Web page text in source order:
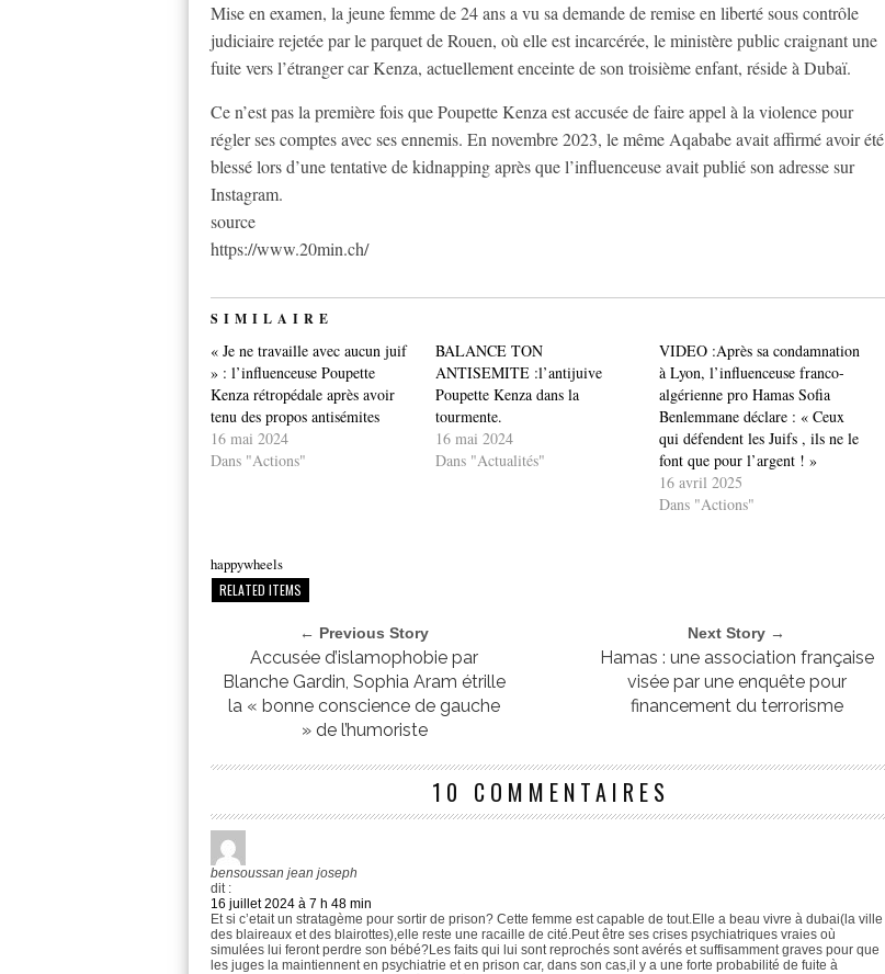
Mise en examen, la jeune femme de 24 ans a vu sa demande de remise en liberté sous contrôle
judiciaire rejetée par le parquet de Rouen, où elle est incarcérée, le ministère public craignant une
fuite vers l’étranger car Kenza, actuellement enceinte de son troisième enfant, réside à Dubaï.
Ce n’est pas la première fois que Poupette Kenza est accusée de faire appel à la violence pour
régler ses comptes avec ses ennemis. En novembre 2023, le même Aqababe avait affirmé avoir été
blessé lors d’une tentative de kidnapping après que l’influenceuse avait publié son adresse sur
Instagram.
source
https://www.20min.ch/
SIMILAIRE
« Je ne travaille avec aucun juif
» : l’influenceuse Poupette
Kenza rétropédale après avoir
tenu des propos antisémites
16 mai 2024
Dans "Actions"
BALANCE TON
ANTISEMITE :l’antijuive
Poupette Kenza dans la
tourmente.
16 mai 2024
Dans "Actualités"
VIDEO :Après sa condamnation
à Lyon, l’influenceuse franco-
algérienne pro Hamas Sofia
Benlemmane déclare : « Ceux
qui défendent les Juifs , ils ne le
font que pour l’argent ! »
16 avril 2025
Dans "Actions"
happywheels
RELATED ITEMS
← Previous Story
Accusée d’islamophobie par
Blanche Gardin, Sophia Aram étrille
la « bonne conscience de gauche
» de l’humoriste
Next Story →
Hamas : une association française
visée par une enquête pour
financement du terrorisme
10 COMMENTAIRES
bensoussan jean joseph
dit :
16 juillet 2024 à 7 h 48 min
Et si c’etait un stratagème pour sortir de prison? Cette femme est capable de tout.Elle a beau vivre à dubai(la ville
des blaireaux et des blairottes),elle reste une racaille de cité.Peut être ses crises psychiatriques vraies où
simulées lui feront perdre son bébé?Les faits qui lui sont reprochés sont avérés et suffisamment graves pour que
les juges la maintiennent en psychiatrie et en prison car, dans son cas,il y a une forte probabilité de fuite à